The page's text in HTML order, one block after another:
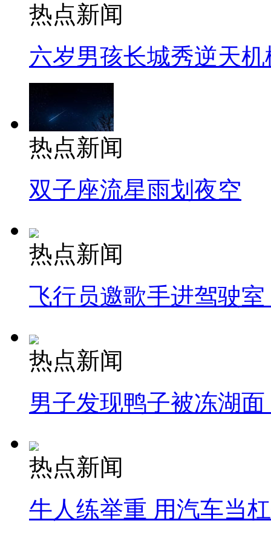
热点新闻
六岁男孩长城秀逆天机
热点新闻
双子座流星雨划夜空
热点新闻
飞行员邀歌手进驾驶
热点新闻
男子发现鸭子被冻湖
热点新闻
牛人练举重 用汽车当